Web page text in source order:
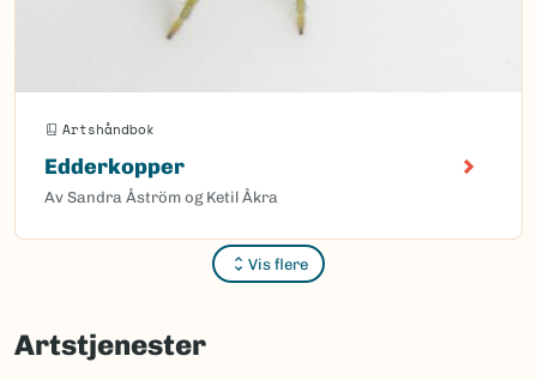
Artshåndbok
Edderkopper
Av Sandra Åström og Ketil Åkra
Vis flere
Artstjenester